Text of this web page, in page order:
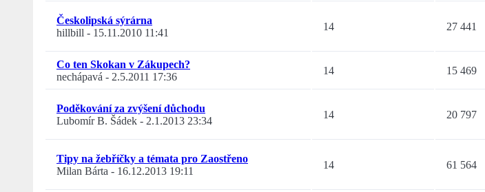
Českolipská sýrárna
hillbill - 15.11.2010 11:41
14 27 441
Co ten Skokan v Zákupech?
nechápavá - 2.5.2011 17:36
14 15 469
Poděkování za zvýšení důchodu
Lubomír B. Šádek - 2.1.2013 23:34
14 20 797
Tipy na žebříčky a témata pro Zaostřeno
Milan Bárta - 16.12.2013 19:11
14 61 564